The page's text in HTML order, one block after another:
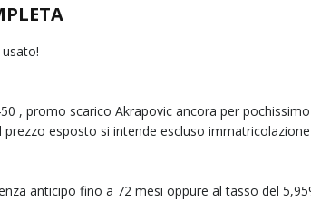
, promo scarico Akrapovic ancora per
esposto si intende escluso
anticipo fino a 72 mesi oppure al tasso del